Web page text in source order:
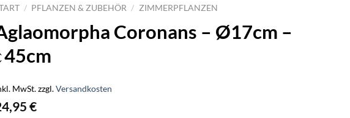
/ PFLANZEN & ZUBEHÖR / ZIMMERPFLANZEN
Coronans – Ø17cm –
MwSt.zzgl.Versandkosten
€